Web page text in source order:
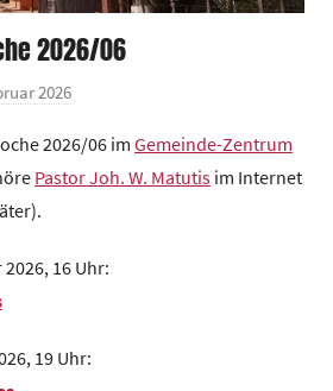
2026/06
2026
n
G
e
d
2026/06 im Gemeinde-Zentrum
Pastor Joh. W. Matutis im Internet
16 Uhr:
19 Uhr: